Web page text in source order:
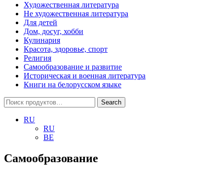
Художественная литература
Не художественная литература
Для детей
Дом, досуг, хобби
Кулинария
Красота, здоровье, спорт
Религия
Самообразование и развитие
Историческая и военная литература
Книги на белорусском языке
Search
for:
Search
RU
RU
BE
Самообразование